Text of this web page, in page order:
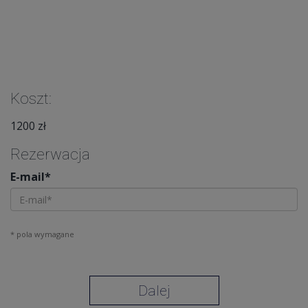
Koszt:
1200 zł
Rezerwacja
E-mail*
* pola wymagane
Dalej